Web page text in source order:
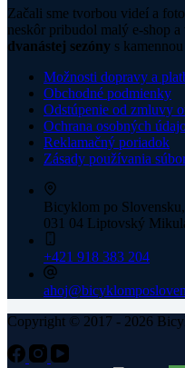
Začali sme tvorbou videí a
neskôr pribudol malý e-shop
dvanástej sezóny s
Možnosti dopravy a
Obchodné podmienky
Odstúpenie od zmluvy
Ochrana osobných
Reklamačný poriadok
Zásady používania
Bicyklom po
031 04 Liptovský
+421 918 383 204
Copyright © 2017 - 2026